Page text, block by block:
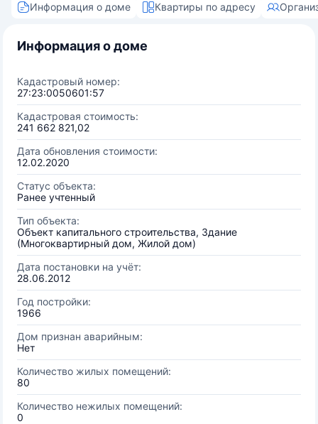
Информация о доме Квартиры по адресу
Информация о доме
Кадастровый номер:
27:23:0050601:57
Кадастровая стоимость:
241 662 821,02
Дата обновления стоимости:
12.02.2020
Статус объекта:
Ранее учтенный
Тип объекта:
Объект капитального строительства, Здание
(Многоквартирный дом, Жилой дом)
Дата постановки на учёт:
28.06.2012
Год постройки:
1966
Дом признан аварийным:
Нет
Количество жилых помещений:
80
Количество нежилых помещений:
0